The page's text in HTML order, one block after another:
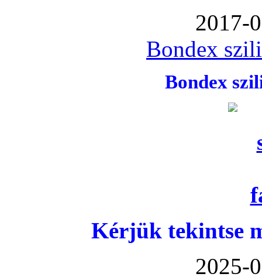
2017-
Bondex
Bondex
Kérjük tekintse
2025-